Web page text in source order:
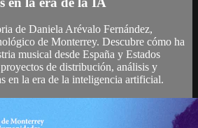
de Daniela Arévalo Fernández,
de Monterrey. Descubre cómo ha
musical desde España y Estados
de distribución, análisis y
en la era de la inteligencia artificial.